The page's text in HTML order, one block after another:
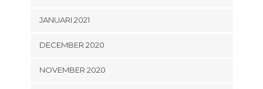
JANUARI 2021
DECEMBER 2020
NOVEMBER 2020